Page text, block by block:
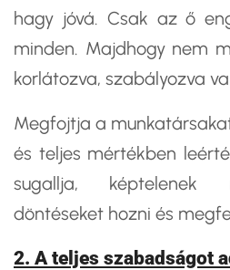
hagy jóvá. Csak az ő
minden. Majdhogy nem
korlátozva, szabályozva
Megfojtja a
és teljes mértékben
sugallja, képtelenek
döntéseket hozni és
2. A teljes szabadságot